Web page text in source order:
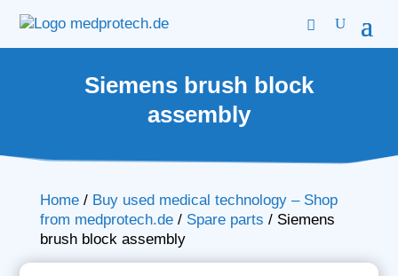
Siemens brush block
assembly
Home/ Buy used medical technology – Shop
from medprotech.de/ Spare parts / Siemens
brush block assembly